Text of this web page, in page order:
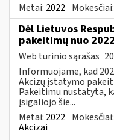
Metai: 2022 Mokesčiai:
Dėl Lietuvos
pakeitimų nuo
Web turinio sąrašas
Informuojame, kad
Akcizų įstatymo
Pakeitimu nustatyta,
įsigaliojo šie...
Metai: 2022 Mokesčiai:
Akcizai